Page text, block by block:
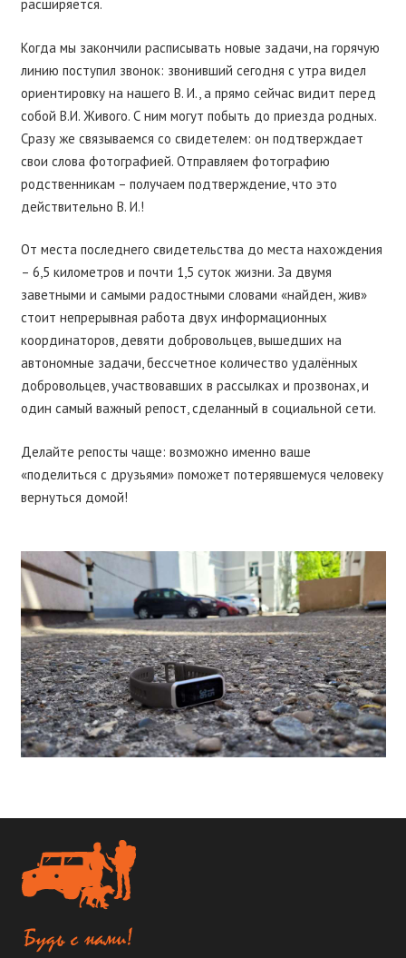
расширяется.
Когда мы закончили расписывать новые задачи, на горячую
линию поступил звонок: звонивший сегодня с утра видел
ориентировку на нашего В. И., а прямо сейчас видит перед
собой В.И. Живого. С ним могут побыть до приезда родных.
Сразу же связываемся со свидетелем: он подтверждает
свои слова фотографией. Отправляем фотографию
родственникам – получаем подтверждение, что это
действительно В. И.!
От места последнего свидетельства до места нахождения
– 6,5 километров и почти 1,5 суток жизни. За двумя
заветными и самыми радостными словами «найден, жив»
стоит непрерывная работа двух информационных
координаторов, девяти добровольцев, вышедших на
автономные задачи, бессчетное количество удалённых
добровольцев, участвовавших в рассылках и прозвонах, и
один самый важный репост, сделанный в социальной сети.
Делайте репосты чаще: возможно именно ваше
«поделиться с друзьями» поможет потерявшемуся человеку
вернуться домой!